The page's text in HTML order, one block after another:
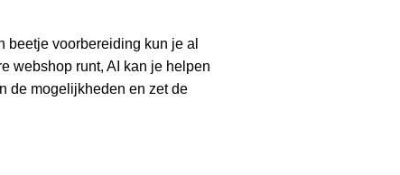
beetje voorbereiding kun je al
webshop runt, AI kan je helpen
de mogelijkheden en zet de